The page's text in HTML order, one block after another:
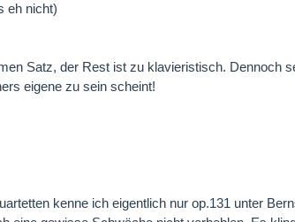
eh nicht)
Satz, der Rest ist zu klavieristisch. Dennoch
eigene zu sein scheint!
kenne ich eigentlich nur op.131 unter